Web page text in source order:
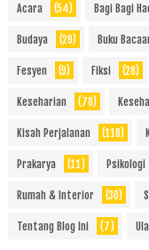
Acara (54) Bagi Bagi
Budaya (29) Buku
Fesyen (9) Fiksi (28)
Keseharian (78)
Kisah Perjalanan (118)
Prakarya (11) Psikologi
Rumah & Interior (30)
Tentang Blog Ini (7)